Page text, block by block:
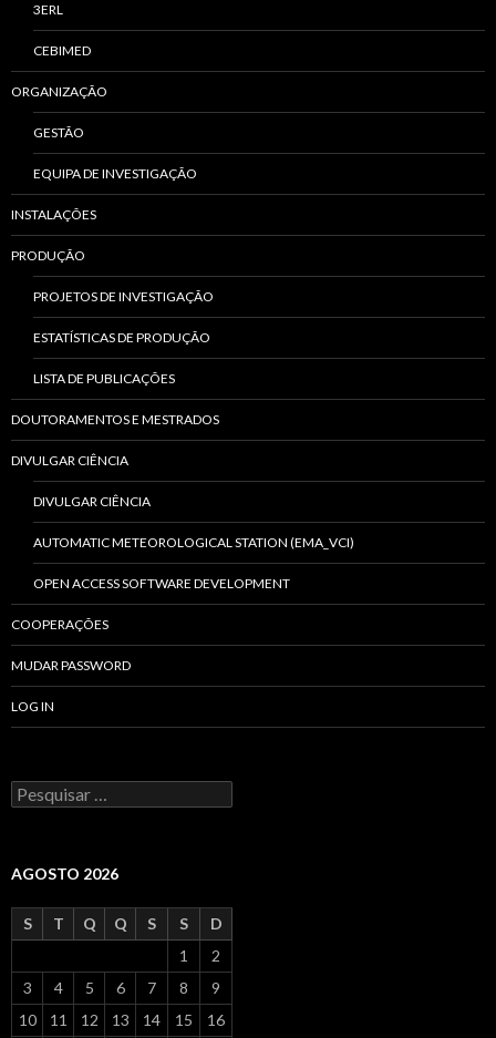
3ERL
CEBIMED
ORGANIZAÇÃO
GESTÃO
EQUIPA DE INVESTIGAÇÃO
INSTALAÇÕES
PRODUÇÃO
PROJETOS DE INVESTIGAÇÃO
ESTATÍSTICAS DE PRODUÇÃO
LISTA DE PUBLICAÇÕES
DOUTORAMENTOS E MESTRADOS
DIVULGAR CIÊNCIA
DIVULGAR CIÊNCIA
AUTOMATIC METEOROLOGICAL STATION (EMA_VCI)
OPEN ACCESS SOFTWARE DEVELOPMENT
COOPERAÇÕES
MUDAR PASSWORD
LOG IN
P
r
u
a
o
:
AGOSTO 2026
S T Q Q S S
D
1
2
3
4 5 6 7 8
9
10
11 12 13 14 15 16